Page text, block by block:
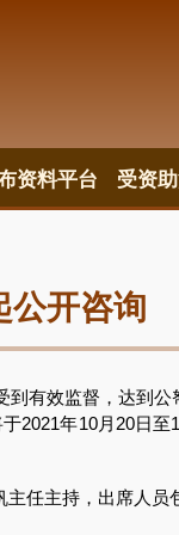
资料平台 受资
公开咨询
效监督，达到公
2021年10月20日
主持，出席人员